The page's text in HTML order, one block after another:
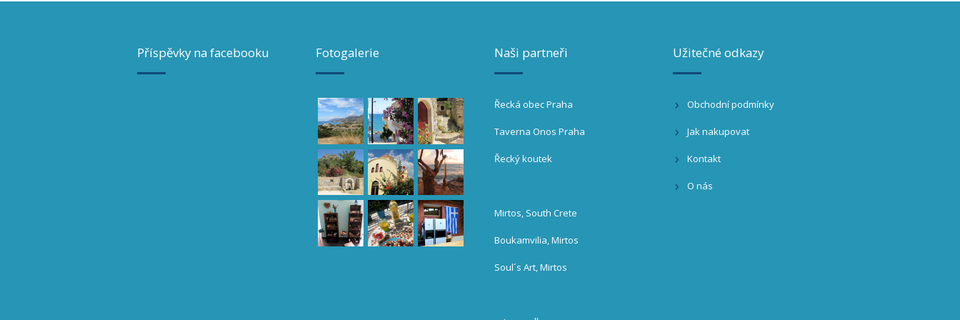
Příspěvky na facebooku Fotogalerie Naši partneři
Řecká obec Praha
Taverna Onos Praha
Řecký koutek
Mirtos, South Crete
Boukamvilia, Mirtos
Soul´s Art, Mirtos
Užitečné odkazy
Obchodní podmínky
Jak nakupovat
Kontakt
O nás